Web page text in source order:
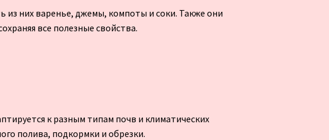
них варенье, джемы, компоты и соки. Также они
все полезные свойства.
к разным типам почв и климатических
полива, подкормки и обрезки.